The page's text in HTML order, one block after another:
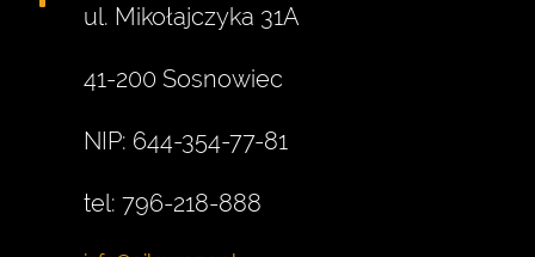
ul. Mikołajczyka 31A
41-200 Sosnowiec
NIP: 644-354-77-81
tel: 796-218-888